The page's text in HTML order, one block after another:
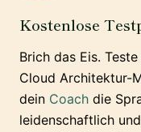
Kostenlose
Brich das Eis.
Cloud Architektur-
dein Coach die
leidenschaftlich